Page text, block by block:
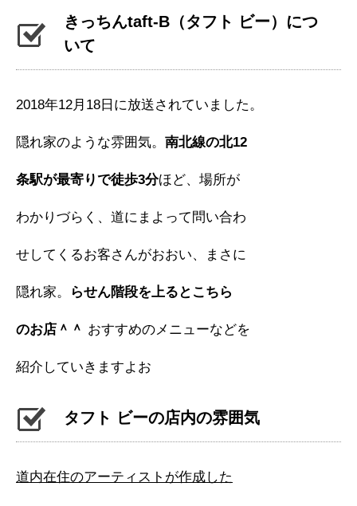
きっちんtaft-B（タフト ビー）につ
いて
2018年12月18日に放送されていました。
隠れ家のような雰囲気。 南北線の北12
条駅が最寄りで徒歩3分ほど、場所が
わかりづらく、道にまよって問い合わ
せしてくるお客さんがおおい、まさに
隠れ家。 らせん階段を上るとこちら
のお店＾＾ おすすめのメニューなどを
紹介していきますよお
タフト ビーの店内の雰囲気
道内在住のアーティストが作成した